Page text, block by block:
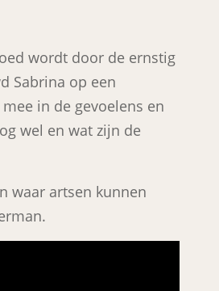
wordt door de ernstig
Sabrina op een
in de gevoelens en
wel en wat zijn de
waar artsen kunnen